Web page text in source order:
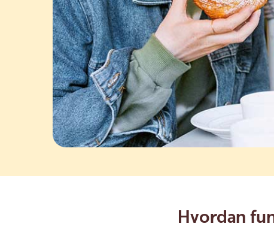
Hvordan